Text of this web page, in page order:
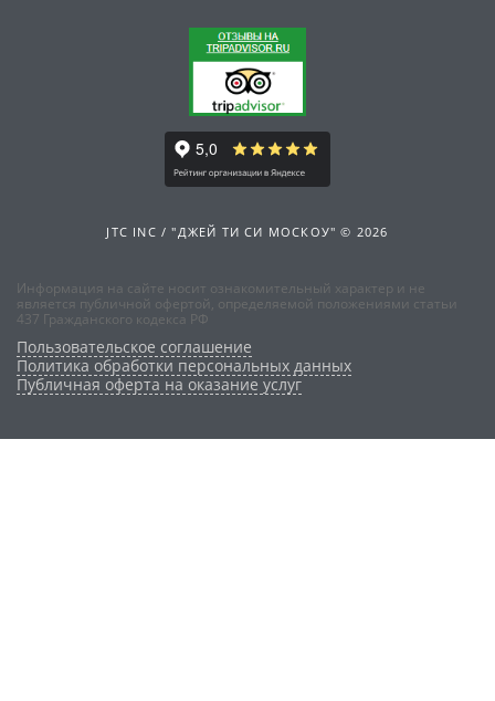
JTC INC / "ДЖЕЙ ТИ СИ МОСКОУ" © 2026
Информация на сайте носит ознакомительный характер и не
является публичной офертой, определяемой положениями статьи
437 Гражданского кодекса РФ
Пользовательское соглашение
Политика обработки персональных данных
Публичная оферта на оказание услуг